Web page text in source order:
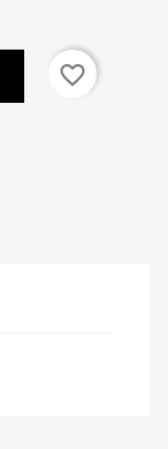
favorite_border